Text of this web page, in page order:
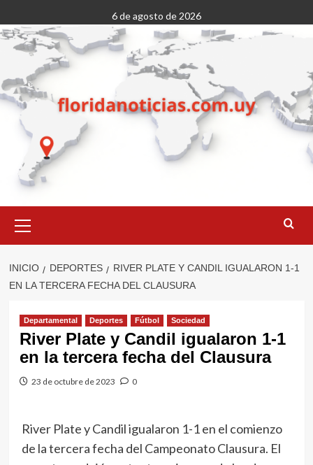
al
contenido
6 de agosto de 2026
primario
INICIO DEPORTES
RIVER PLATE Y CANDIL IGUALARON 1-1
EN LA TERCERA FECHA DEL CLAUSURA
Departamental Deportes Fútbol Sociedad
River Plate y Candil igualaron 1-1
en la tercera fecha del Clausura
23 de octubre de 2023 0
River Plate y Candil igualaron 1-1 en el comienzo
de la tercera fecha del Campeonato Clausura. El